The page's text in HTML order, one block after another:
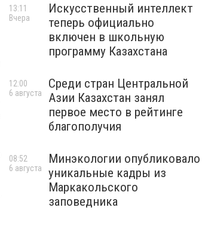
Искусственный интеллект
теперь официально
включен в школьную
программу Казахстана
13:11
Вчера
Среди стран Центральной
Азии Казахстан занял
первое место в рейтинге
благополучия
12:00
6 августа
Минэкологии опубликовало
уникальные кадры из
Маркакольского
заповедника
08:52
6 августа